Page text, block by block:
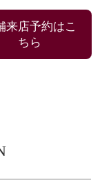
来店予約はこ
ちら